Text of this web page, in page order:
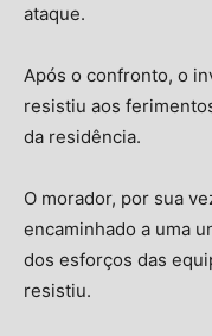
ataque.
Após o confronto, o
resistiu aos
da residência.
O morador, por sua
encaminhado a uma
dos esforços das
resistiu.